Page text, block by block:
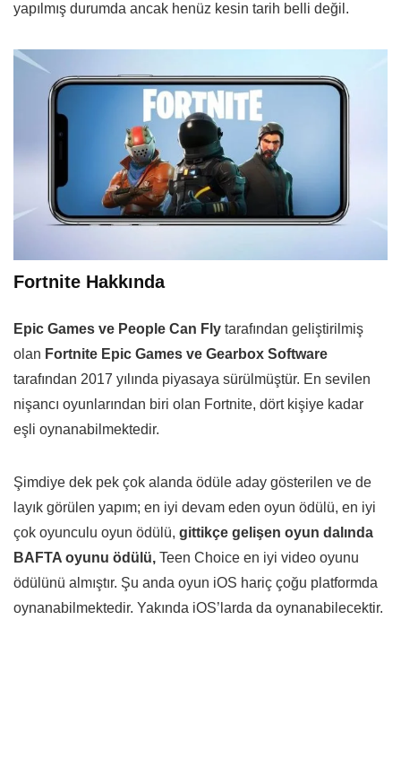
yapılmış durumda ancak henüz kesin tarih belli değil.
Fortnite Hakkında
Epic Games ve People Can Fly tarafından geliştirilmiş
olan Fortnite Epic Games ve Gearbox Software
tarafından 2017 yılında piyasaya sürülmüştür. En sevilen
nişancı oyunlarından biri olan Fortnite, dört kişiye kadar
eşli oynanabilmektedir.
Şimdiye dek pek çok alanda ödüle aday gösterilen ve de
layık görülen yapım; en iyi devam eden oyun ödülü, en iyi
çok oyunculu oyun ödülü, gittikçe gelişen oyun dalında
BAFTA oyunu ödülü, Teen Choice en iyi video oyunu
ödülünü almıştır. Şu anda oyun iOS hariç çoğu platformda
oynanabilmektedir. Yakında iOS’larda da oynanabilecektir.